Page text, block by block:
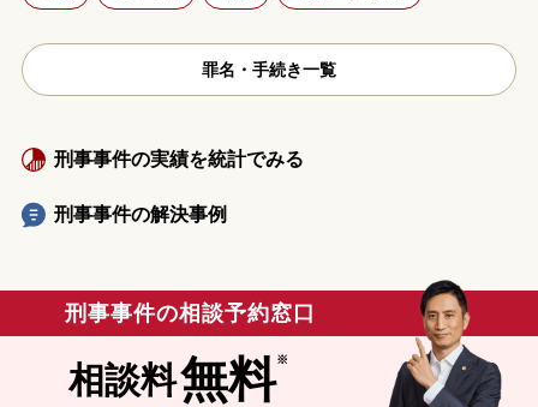
罪名・手続き一覧
刑事事件の実績を統計でみる
刑事事件の解決事例
刑事事件の相談予約窓口
相談料無料